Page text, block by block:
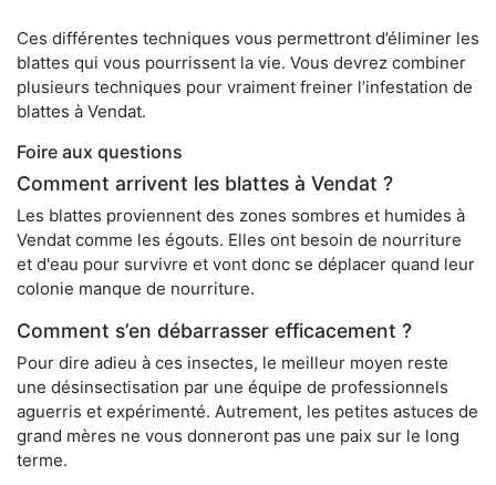
Ces différentes techniques vous permettront d’éliminer les
blattes qui vous pourrissent la vie. Vous devrez combiner
plusieurs techniques pour vraiment freiner l’infestation de
blattes à Vendat.
Foire aux questions
Comment arrivent les blattes à Vendat ?
Les blattes proviennent des zones sombres et humides à
Vendat comme les égouts. Elles ont besoin de nourriture
et d'eau pour survivre et vont donc se déplacer quand leur
colonie manque de nourriture.
Comment s’en débarrasser efficacement ?
Pour dire adieu à ces insectes, le meilleur moyen reste
une désinsectisation par une équipe de professionnels
aguerris et expérimenté. Autrement, les petites astuces de
grand mères ne vous donneront pas une paix sur le long
terme.